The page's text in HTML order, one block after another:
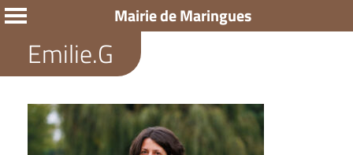
Mairie de Maringues
Emilie.G